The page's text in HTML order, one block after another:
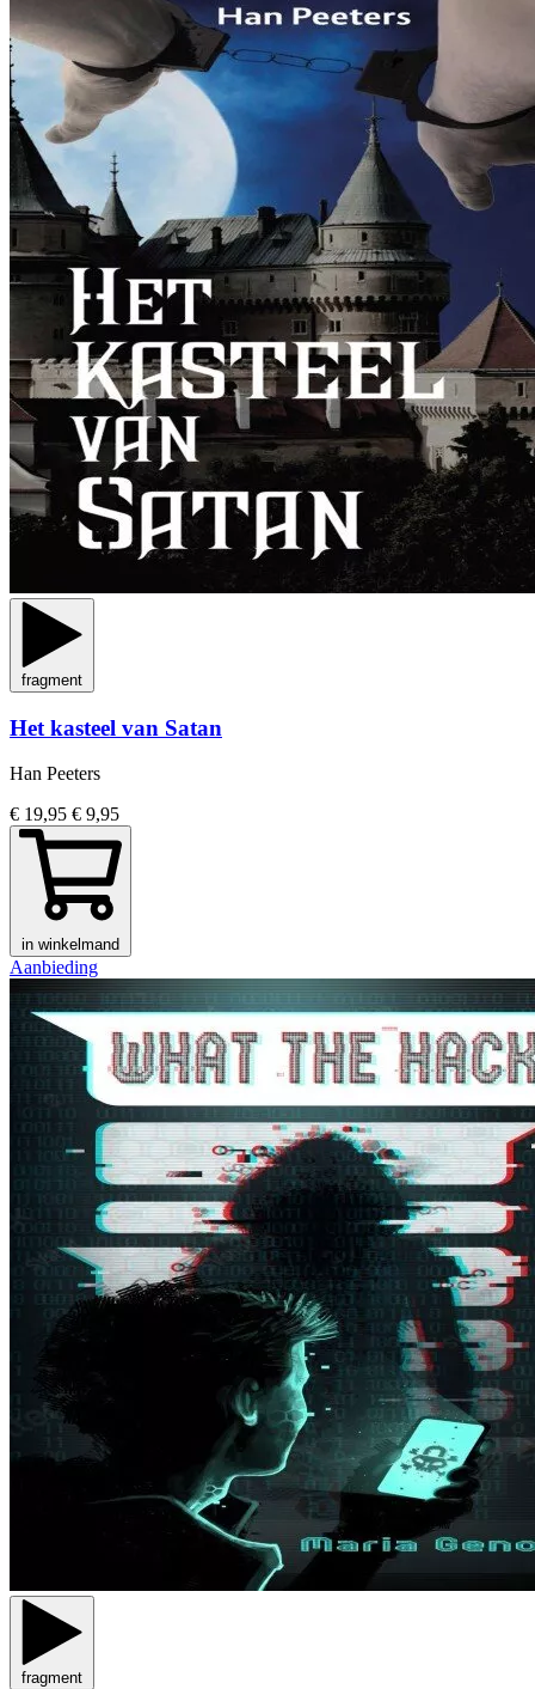
fragment
Het kasteel van Satan
Han Peeters
€ 19,95 € 9,95
in winkelmand
Aanbieding
fragment